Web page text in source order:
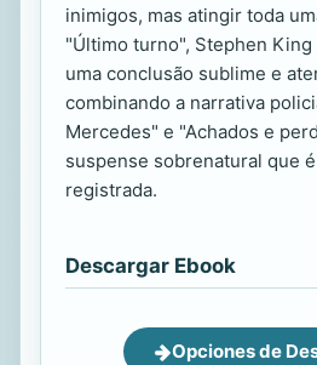
inimigos, mas atingir toda
"Último turno", Stephen
uma conclusão sublime e
combinando a narrativa
Mercedes" e "Achados e
suspense sobrenatural que
registrada.
Descargar Ebook
Opciones de